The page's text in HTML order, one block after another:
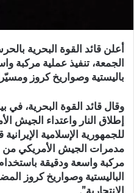
أعلن قائد القوة البحرية
الجمعة، تنفيذ عملية مركبة
باليستية وصواريخ كروز
وقال قائد القوة البحرية،
إطلاق النار واعتداء الجيش
للجمهورية الإسلامية
مدمرات الجيش الأمريكي من
مركبة واسعة ودقيقة
الباليستية وصواريخ كروز